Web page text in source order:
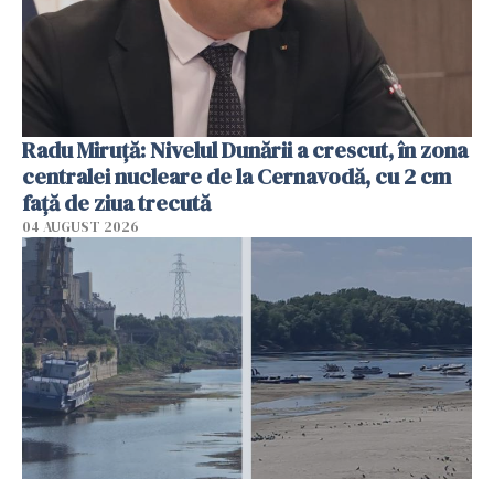
Radu Miruţă: Nivelul Dunării a crescut, în zona
centralei nucleare de la Cernavodă, cu 2 cm
faţă de ziua trecută
04 AUGUST 2026